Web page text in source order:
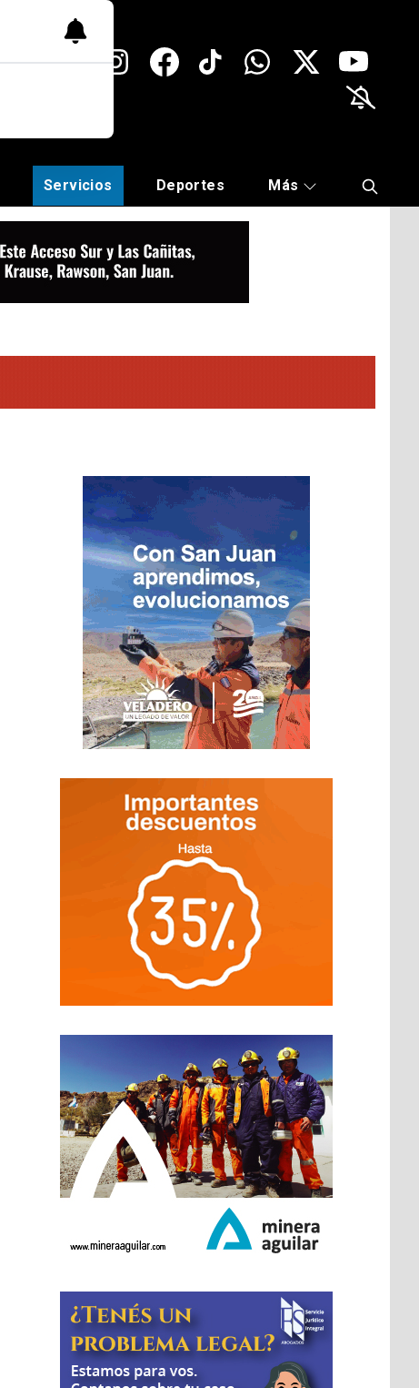
Servicios Deportes Más